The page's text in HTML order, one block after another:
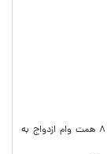
در چهار ماه نخست ۱۴۰۵ رقم خورد؛ پرداخت بیش از ۸ همت وام ازدواج به